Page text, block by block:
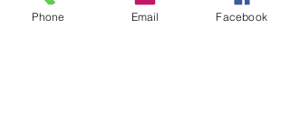
Phone Email Facebook